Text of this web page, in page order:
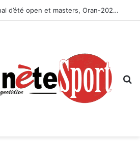
Championnat national d’été open et masters, Oran-2026 — Le CRB s’adjuge le titre